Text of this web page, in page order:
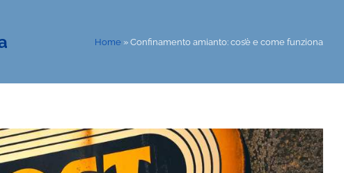
Home » Confinamento amianto: cos’è e come funziona